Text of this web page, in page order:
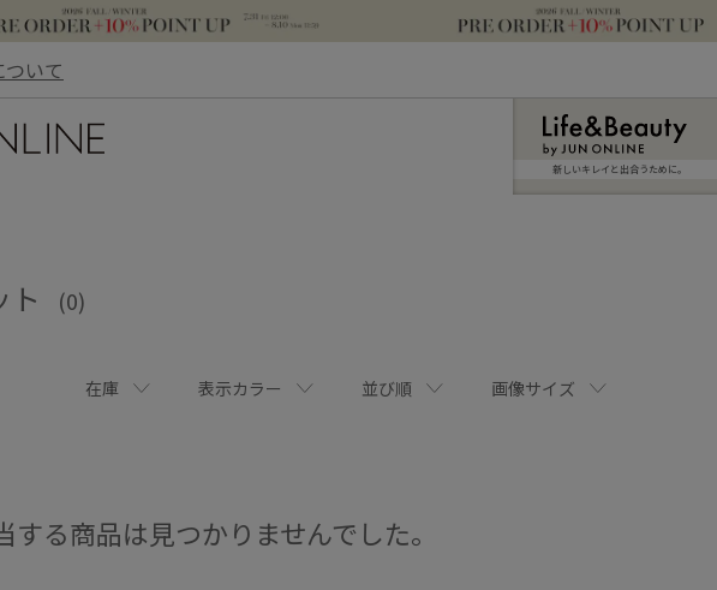
いて
新しいキレイと出合うために。
(0)
在庫 表示カラー 並び順 画像サイズ
る商品は見つかりませんでした。